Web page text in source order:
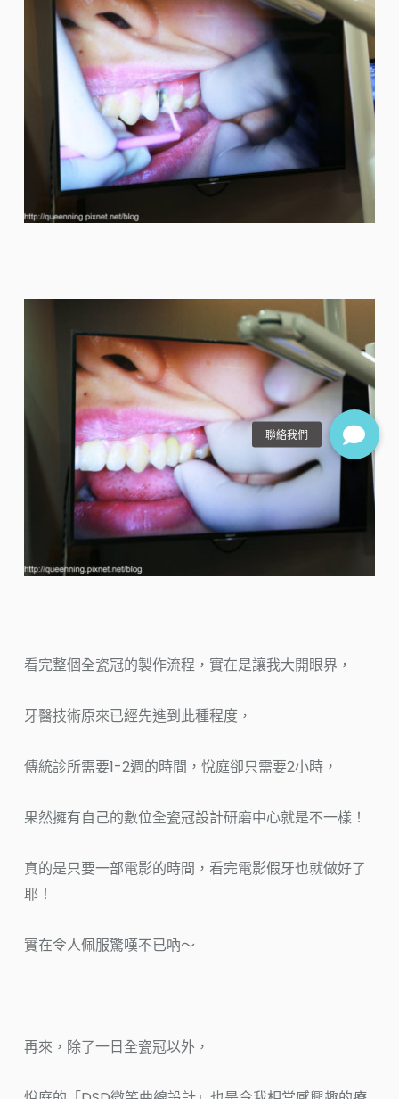
看完整個全瓷冠的製作流程，實在是讓我大開眼界，
牙醫技術原來已經先進到此種程度，
傳統診所需要1-2週的時間，悅庭卻只需要2小時，
果然擁有自己的數位全瓷冠設計研磨中心就是不一樣！
真的是只要一部電影的時間，看完電影假牙也就做好了
耶！
實在令人佩服驚嘆不已吶～
再來，除了一日全瓷冠以外，